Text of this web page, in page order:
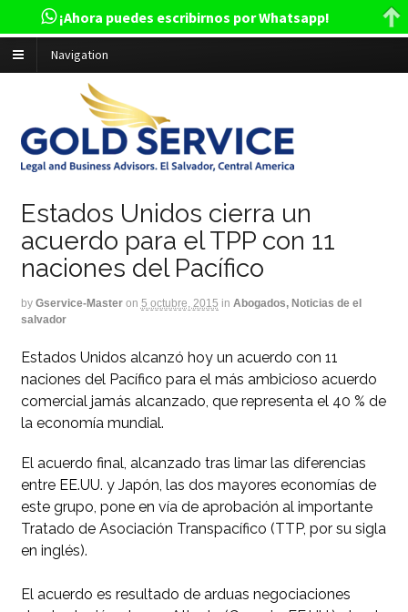
Navigation
Estados Unidos cierra un
acuerdo para el TPP con 11
naciones del Pacífico
by Gservice-Master on 5 octubre, 2015 in Abogados, Noticias de el
salvador
Estados Unidos alcanzó hoy un acuerdo con 11
naciones del Pacífico para el más ambicioso acuerdo
comercial jamás alcanzado, que representa el 40 % de
la economía mundial.
El acuerdo final, alcanzado tras limar las diferencias
entre EE.UU. y Japón, las dos mayores economías de
este grupo, pone en vía de aprobación al importante
Tratado de Asociación Transpacífico (TTP, por su sigla
en inglés).
El acuerdo es resultado de arduas negociaciones
¡Ahora puedes escribirnos por Whatsapp!